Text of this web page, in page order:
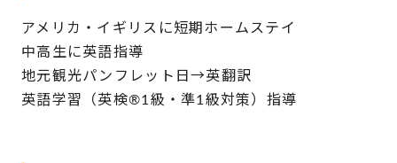
アメリカ・イギリスに短期ホームステイ
中高生に英語指導
地元観光パンフレット日→英翻訳
英語学習（英検®1級・準1級対策）指導